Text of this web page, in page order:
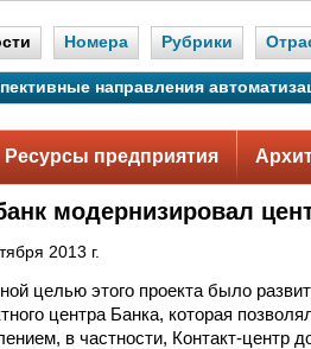
Номера Рубрики
направления
Ресурсы предприятия
модернизировал
2013 г.
целью этого проекта было
центра Банка, которая
в частности, Контакт-центр